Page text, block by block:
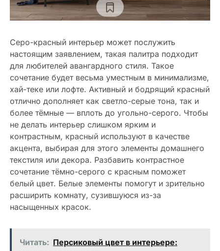
Серо-красный интерьер может послужить
настоящим заявлением, такая палитра подходит
для любителей авангардного стиля. Такое
сочетание будет весьма уместным в минимализме,
хай-теке или лофте. Активный и бодрящий красный
отлично дополняет как светло-серые тона, так и
более тёмные — вплоть до угольно-серого. Чтобы
не делать интерьер слишком ярким и
контрастным, красный используют в качестве
акцента, выбирая для этого элементы домашнего
текстиля или декора. Разбавить контрастное
сочетание тёмно-серого с красным поможет
белый цвет. Белые элементы помогут и зрительно
расширить комнату, сузившуюся из-за
насыщенных красок.
Читать: Персиковый цвет в интерьере: